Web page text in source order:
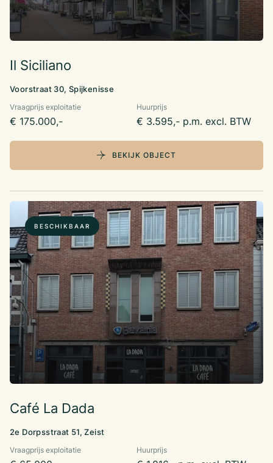
Il Siciliano
Voorstraat 30, Spijkenisse
Vraagprijs exploitatie
€ 175.000,-
Huurprijs
€ 3.595,- p.m. excl. BTW
BEKIJK OBJECT
BESCHIKBAAR
Café La Dada
2e Dorpsstraat 51, Zeist
Vraagprijs exploitatie Huurprijs